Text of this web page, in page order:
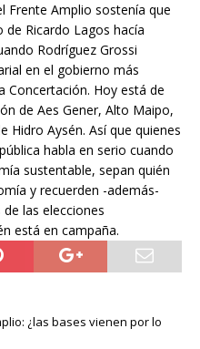
Frente Amplio sostenía que
Ricardo Lagos hacía
Rodríguez Grossi
en el gobierno más
Concertación. Hoy está de
de Aes Gener, Alto Maipo,
Hidro Aysén. Así que quienes
habla en serio cuando
sustentable, sepan quién
y recuerden -además-
las elecciones
está en campaña.
¿las bases vienen por lo